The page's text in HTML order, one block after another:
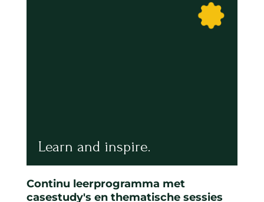
Learn and inspire.
Continu leerprogramma met
casestudy's en thematische sessies